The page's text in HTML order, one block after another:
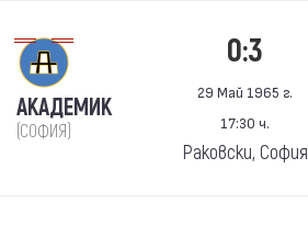
АКАДЕМИК
(СОФИЯ)
0:3
29 Май 1965 г.
17:30 ч.
Раковски, София